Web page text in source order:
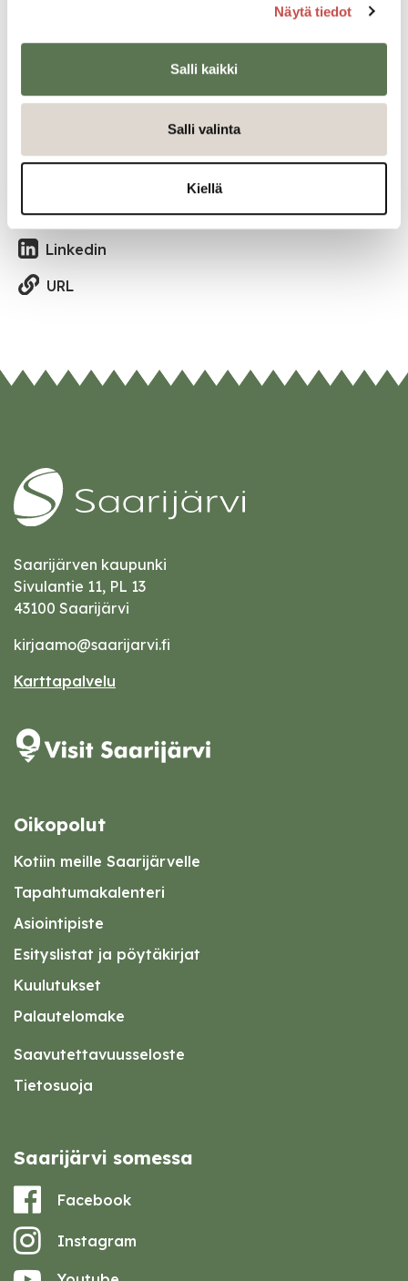
Näytä tiedot
Salli kaikki
Salli valinta
Kiellä
Kaikki ajankohtaiset
Twitter
Linkedin
URL
Saarijärven kaupunki
Sivulantie 11, PL 13
43100 Saarijärvi
kirjaamo@saarijarvi.fi
Karttapalvelu
Oikopolut
Kotiin meille Saarijärvelle
Tapahtumakalenteri
Asiointipiste
Esityslistat ja pöytäkirjat
Kuulutukset
Palautelomake
Saavutettavuusseloste
Tietosuoja
Saarijärvi somessa
Facebook
Instagram